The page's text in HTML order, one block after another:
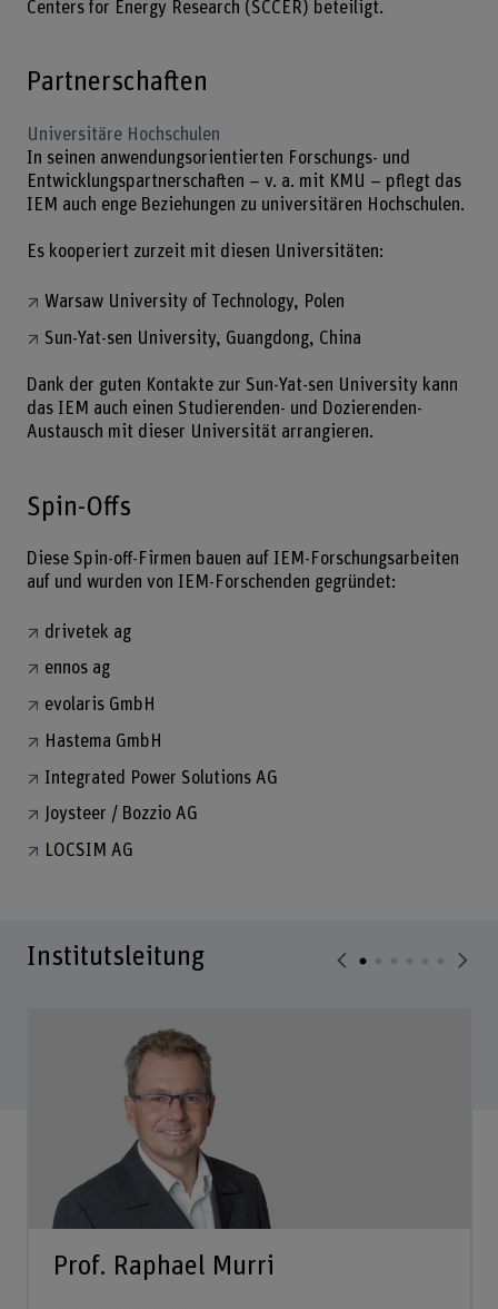
Centers for Energy Research (SCCER) beteiligt.
Partnerschaften
Universitäre Hochschulen
In seinen anwendungsorientierten Forschungs- und
Entwicklungspartnerschaften – v. a. mit KMU – pflegt das
IEM auch enge Beziehungen zu universitären Hochschulen.
Es kooperiert zurzeit mit diesen Universitäten:
Warsaw University of Technology, Polen
Sun-Yat-sen University, Guangdong, China
Dank der guten Kontakte zur Sun-Yat-sen University kann
das IEM auch einen Studierenden- und Dozierenden-
Austausch mit dieser Universität arrangieren.
Spin-Offs
Diese Spin-off-Firmen bauen auf IEM-Forschungsarbeiten
auf und wurden von IEM-Forschenden gegründet:
drivetek ag
ennos ag
evolaris GmbH
Hastema GmbH
Integrated Power Solutions AG
Joysteer / Bozzio AG
LOCSIM AG
Institutsleitung
Prof. Raphael Murri